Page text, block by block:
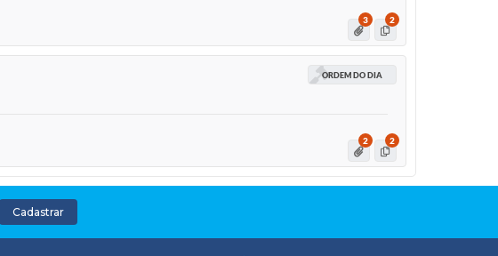
3 2
2 2
ORDEM DO DIA
Cadastrar